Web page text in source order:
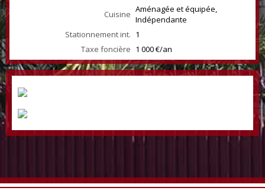
Cuisine Aménagée et équipée,
Indépendante
Stationnement int. 1
Taxe foncière 1 000 €/an